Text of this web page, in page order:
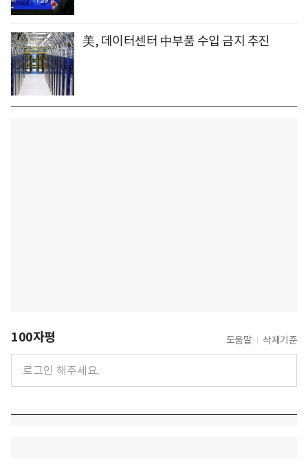
美, 데이터센터 中부품 수입 금지 추진
100자평 도움말 삭제기준